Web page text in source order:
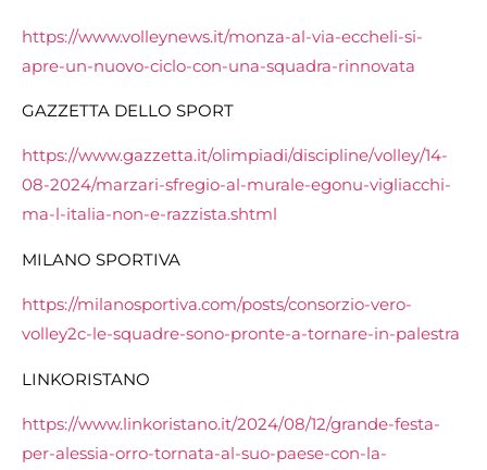
https://www.volleynews.it/monza-al-via-eccheli-si-
apre-un-nuovo-ciclo-con-una-squadra-rinnovata
GAZZETTA DELLO SPORT
https://www.gazzetta.it/olimpiadi/discipline/volley/14-
08-2024/marzari-sfregio-al-murale-egonu-vigliacchi-
ma-l-italia-non-e-razzista.shtml
MILANO SPORTIVA
https://milanosportiva.com/posts/consorzio-vero-
volley2c-le-squadre-sono-pronte-a-tornare-in-palestra
LINKORISTANO
https://www.linkoristano.it/2024/08/12/grande-festa-
per-alessia-orro-tornata-al-suo-paese-con-la-